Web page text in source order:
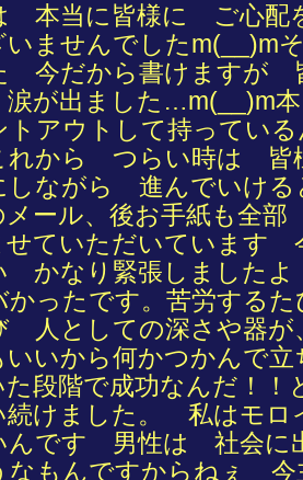
本当に皆様に ご心配
いませんでしたm(__)m
今だから書けます
が出ました…m(__)m
トアウトして持ってい
から つらい時は 皆
しながら 進んでいけ
メール、後お手紙も全
ていただいています
かなり緊張しました
かったです。苦労す
人としての深さや器が
いから何かつかんで
た段階で成功なんだ！！
続けました。 私はモ
んです 男性は 社会に
なもんですからねぇ